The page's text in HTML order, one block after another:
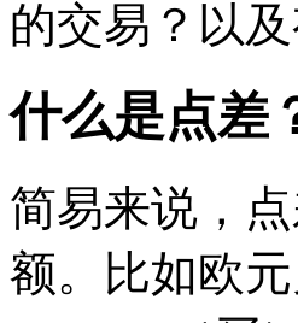
的交易？以
什么是点差
简易来说，
额。比如欧